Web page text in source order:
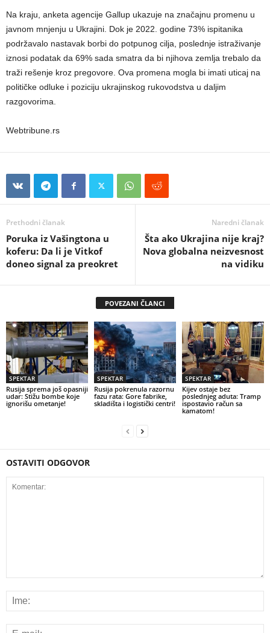
Na kraju, anketa agencije Gallup ukazuje na značajnu promenu u
javnom mnjenju u Ukrajini. Dok je 2022. godine 73% ispitanika
podržavalo nastavak borbi do potpunog cilja, poslednje istraživanje
iznosi podatak da 69% sada smatra da bi njihova zemlja trebalo da
traži rešenje kroz pregovore. Ova promena mogla bi imati uticaj na
političke odluke i poziciju ukrajinskog rukovodstva u daljim
razgovorima.
Webtribune.rs
Prethodni članak
Poruka iz Vašingtona u
koferu: Da li je Vitkof
doneo signal za preokret
Naredni članak
Šta ako Ukrajina nije kraj?
Nova globalna neizvesnost
na vidiku
POVEZANI ČLANCI
SPEKTAR
Rusija sprema još opasniji
udar: Stižu bombe koje
ignorišu ometanje!
SPEKTAR
Rusija pokrenula razornu
fazu rata: Gore fabrike,
skladišta i logistički centri!
SPEKTAR
Kijev ostaje bez
poslednjeg aduta: Tramp
ispostavio račun sa
kamatom!
OSTAVITI ODGOVOR